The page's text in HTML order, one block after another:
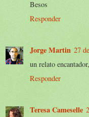
Besos
Responder
Jorge Martin 27
un relato
Responder
Teresa Cameselle